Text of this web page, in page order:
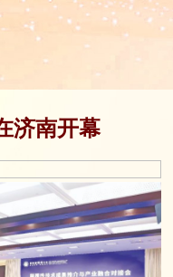
济南开幕